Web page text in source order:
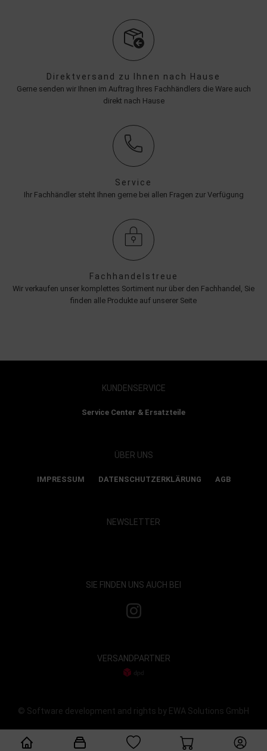
Direktversand zu Ihnen nach Hause
Gerne senden wir Ihnen im Auftrag Ihres Fachhändlers die Ware auch
direkt nach Hause
Service
Ihr Fachhändler steht Ihnen gerne bei allen Fragen zur Verfügung
Fachhandelstreue
Wir verkaufen unser komplettes Sortiment nur über den Fachhandel, Sie
finden alle Produkte auf unserer Seite
KUNDENSERVICE
Service Center & Ersatzteile
ÜBER UNS
IMPRESSUM DATENSCHUTZERKLÄRUNG AGB
NEWSLETTER
SIE FINDEN UNS AUCH BEI
VERSANDPARTNER
© Software development and rights by EWA Solutions GmbH